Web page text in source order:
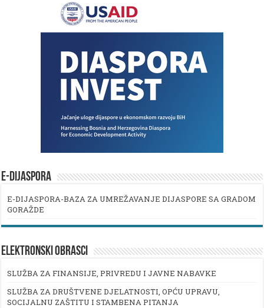
E-DIJASPORA
E-DIJASPORA-BAZA ZA UMREŽAVANJE DIJASPORE SA GRADOM
GORAŽDE
ELEKTRONSKI OBRASCI
SLUŽBA ZA FINANSIJE, PRIVREDU I JAVNE NABAVKE
SLUŽBA ZA DRUŠTVENE DJELATNOSTI, OPĆU UPRAVU,
SOCIJALNU ZAŠTITU I STAMBENA PITANJA